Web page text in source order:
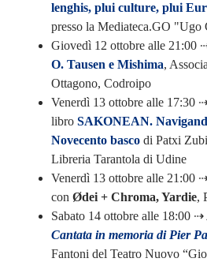
lenghis, plui culture, plui
presso la Mediateca.GO "Ugo
Giovedì 12 ottobre alle 21:00
O. Tausen e Mishima,
Ottagono, Codroipo
Venerdì 13 ottobre alle 17:30
libro SAKONEAN.
Novecento bascodi Patxi
Libreria Tarantola di Udine
Venerdì 13 ottobre alle 21:00
con Ødei + Chroma, Yardie,
Sabato 14 ottobre alle 18:00 ⇢
Cantata in memoria di Pier
Fantoni del Teatro Nuovo